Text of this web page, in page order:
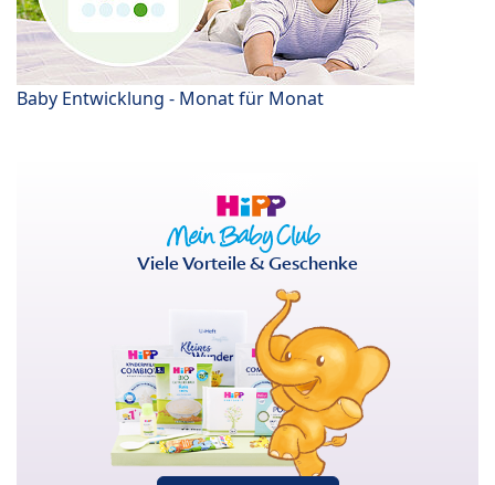
Baby Entwicklung - Monat für Monat
Viele Vorteile & Geschenke